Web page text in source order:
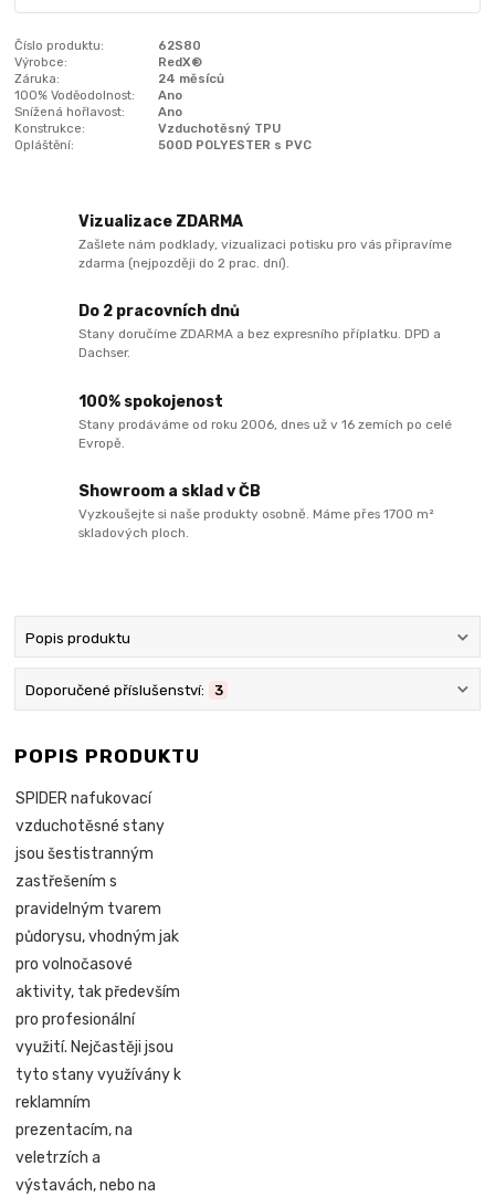
Číslo produktu:
62S80
Výrobce:
RedX®
Záruka:
24 měsíců
100% Voděodolnost:
Ano
Snížená hořlavost:
Ano
Konstrukce:
Vzduchotěsný TPU
Opláštění:
500D POLYESTER s PVC
Vizualizace ZDARMA
Zašlete nám podklady, vizualizaci potisku pro vás připravíme
zdarma (nejpozději do 2 prac. dní).
Do 2 pracovních dnů
Stany doručíme ZDARMA a bez expresního příplatku. DPD a
Dachser.
100% spokojenost
Stany prodáváme od roku 2006, dnes už v 16 zemích po celé
Evropě.
Showroom a sklad v ČB
Vyzkoušejte si naše produkty osobně. Máme přes 1700 m²
skladových ploch.
Popis produktu
Doporučené příslušenství: 3
POPIS PRODUKTU
SPIDER nafukovací
vzduchotěsné stany
jsou šestistranným
zastřešením s
pravidelným tvarem
půdorysu, vhodným jak
pro volnočasové
aktivity, tak především
pro profesionální
využití. Nejčastěji jsou
tyto stany využívány k
reklamním
prezentacím, na
veletrzích a
výstavách, nebo na